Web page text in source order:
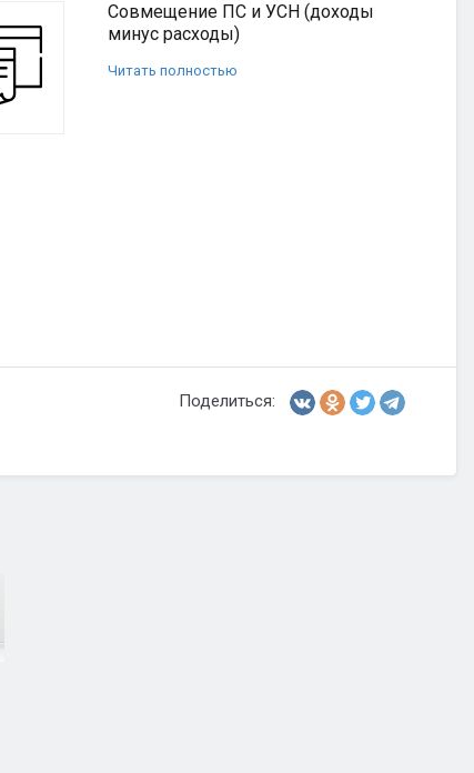
Совмещение ПС и УСН (доходы
минус расходы)
Читать полностью
Поделиться: